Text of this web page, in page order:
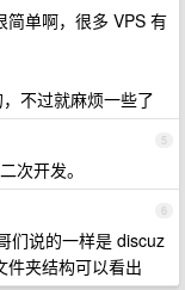
单啊，很多 VPS 有
不过就麻烦一些了
5
次开发。
6
们说的一样是 discuz
件夹结构可以看出